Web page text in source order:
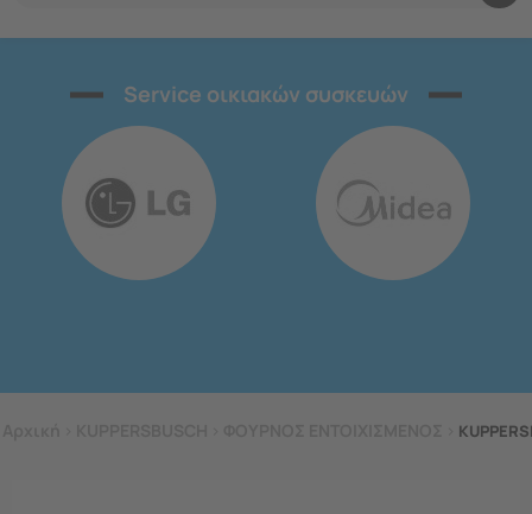
Service οικιακών συσκευών